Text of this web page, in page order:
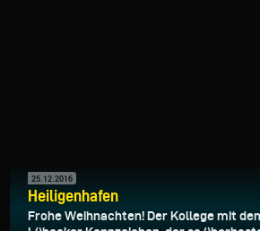
25.12.2016
Heiligenhafen
Frohe Weihnachten! Der Kollege mit